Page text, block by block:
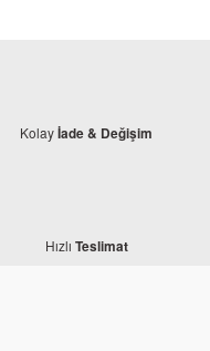
Kolayİade & Değişim
Hızlı Teslimat